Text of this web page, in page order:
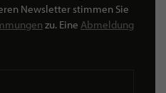
Newsletter stimmen Sie
zu. Eine Abmeldung